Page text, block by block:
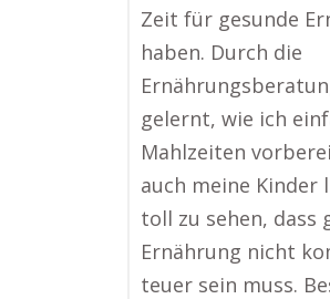
Zeit für gesunde
haben. Durch die
gelernt, wie ich
Mahlzeiten
auch meine Kinder
toll zu sehen, dass
Ernährung nicht
teuer sein muss.